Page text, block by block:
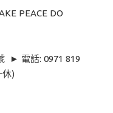
PEACE DO
► 電話: 0971 819
休)